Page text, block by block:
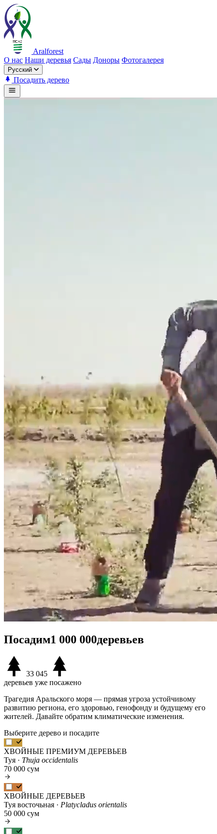
Aralforest
О нас Наши деревья Сады Доноры Фотогалерея
Русский
Посадить дерево
Посадим1 000 000деревьев
33 045
деревьев уже посажено
Трагедия Аральского моря — прямая угроза устойчивому
развитию региона, его здоровью, генофонду и будущему его
жителей. Давайте обратим климатические изменения.
Выберите дерево и посадите
ХВОЙНЫЕ ПРЕМИУМ ДЕРЕВЬЕВ
Туя · Thuja occidentalis
70 000 сум
ХВОЙНЫЕ ДЕРЕВЬЕВ
Туя восточьная · Platycladus orientalis
50 000 сум